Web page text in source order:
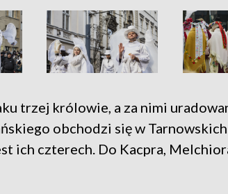
trzej królowie, a za nimi
obchodzi się w
ich czterech. Do Kacpra,